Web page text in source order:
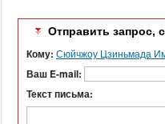
Отправить запрос,
Кому: Сюйчжоу Цзиньмада
Ваш E-mail:
Текст письма: